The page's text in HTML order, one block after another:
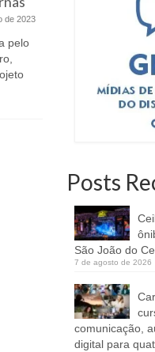
de 2023
pelo
Primeiros 250
feitos A
ofertar exame...
Posts
São João do
7 de agosto de 2026
comunicação,
digital para